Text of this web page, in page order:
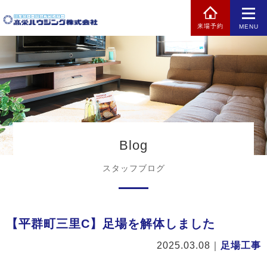
来場予約 MENU
Blog
スタッフブログ
【平群町三里C】足場を解体しました
2025.03.08 足場工事